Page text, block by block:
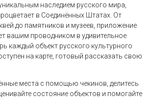
наследием русского мира,
в Соединённых Штатах. От
до памятников и музеев, приложение
вашим проводником в удивительное
каждый объект русского культурного
на карте, готовый рассказать свою
места с помощью чекинов, делитесь
состояние объектов и помогайте